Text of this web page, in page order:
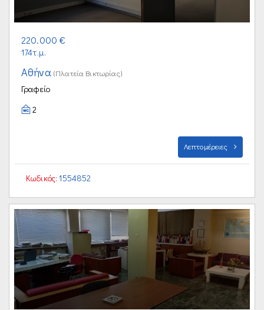
220.000 €
174τ.μ.
Αθήνα (Πλατεία Βικτωρίας)
Γραφείο
2
Λεπτομέρειες
Κωδικός: 1554852